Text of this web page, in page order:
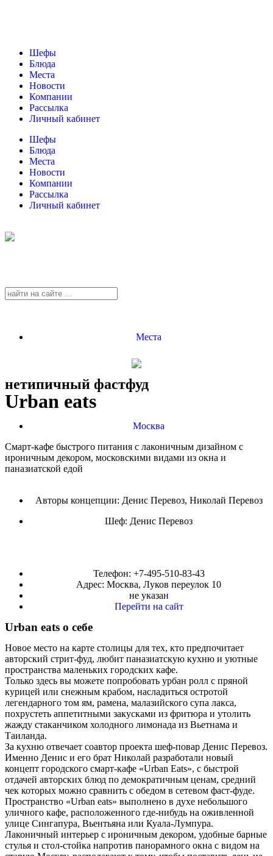
Шефы
Блюда
Места
Новости
Компании
Рассылка
Личный кабинет
Шефы
Блюда
Места
Новости
Компании
Рассылка
Личный кабинет
Места
нетипичный фастфуд
Urban eats
Москва
Смарт-кафе быстрого питания с лаконичным дизайном с
ироничным декором, московскими видами из окна и
паназиатской едой
Авторы концепции: Денис Перевоз, Николай Перевоз
Шеф: Денис Перевоз
Телефон: +7-495-510-83-43
Адрес: Москва, Луков переулок 10
не указан
Перейти на сайт
Urban eats о себе
Новое место на карте столицы для тех, кто предпочитает
авторский стрит-фуд, любит паназиатскую кухню и уютные
пространства маленьких городских кафе.
Только здесь вы можете попробовать урбан ролл с пряной
курицей или снежным крабом, насладиться остротой
легендарного том ям, рамена, малазийского супа лакса,
похрустеть аппетитными закусками из фритюра и утолить
жажду стаканчиком холодного лимонада из Вьетнама и
Таиланда.
За кухню отвечает соавтор проекта шеф-повар Денис Перевоз.
Именно Денис и его брат Николай разработали новый
концепт городского смарт-кафе «Urban Eats», с быстрой
отдачей авторских блюд по демократичным ценам, средний
чек которых можно сравнить с обедом в сетевом фаст-фуде.
Пространство «Urban eats» выполнено в духе небольшого
уличного кафе, расположенного где-нибудь на оживленной
улице Сингапура, Вьентьяна или Куала-Лумпура.
Лаконичный интерьер с ироничным декором, удобные барные
стулья и стол-стойка напротив панорамного окна с видом на